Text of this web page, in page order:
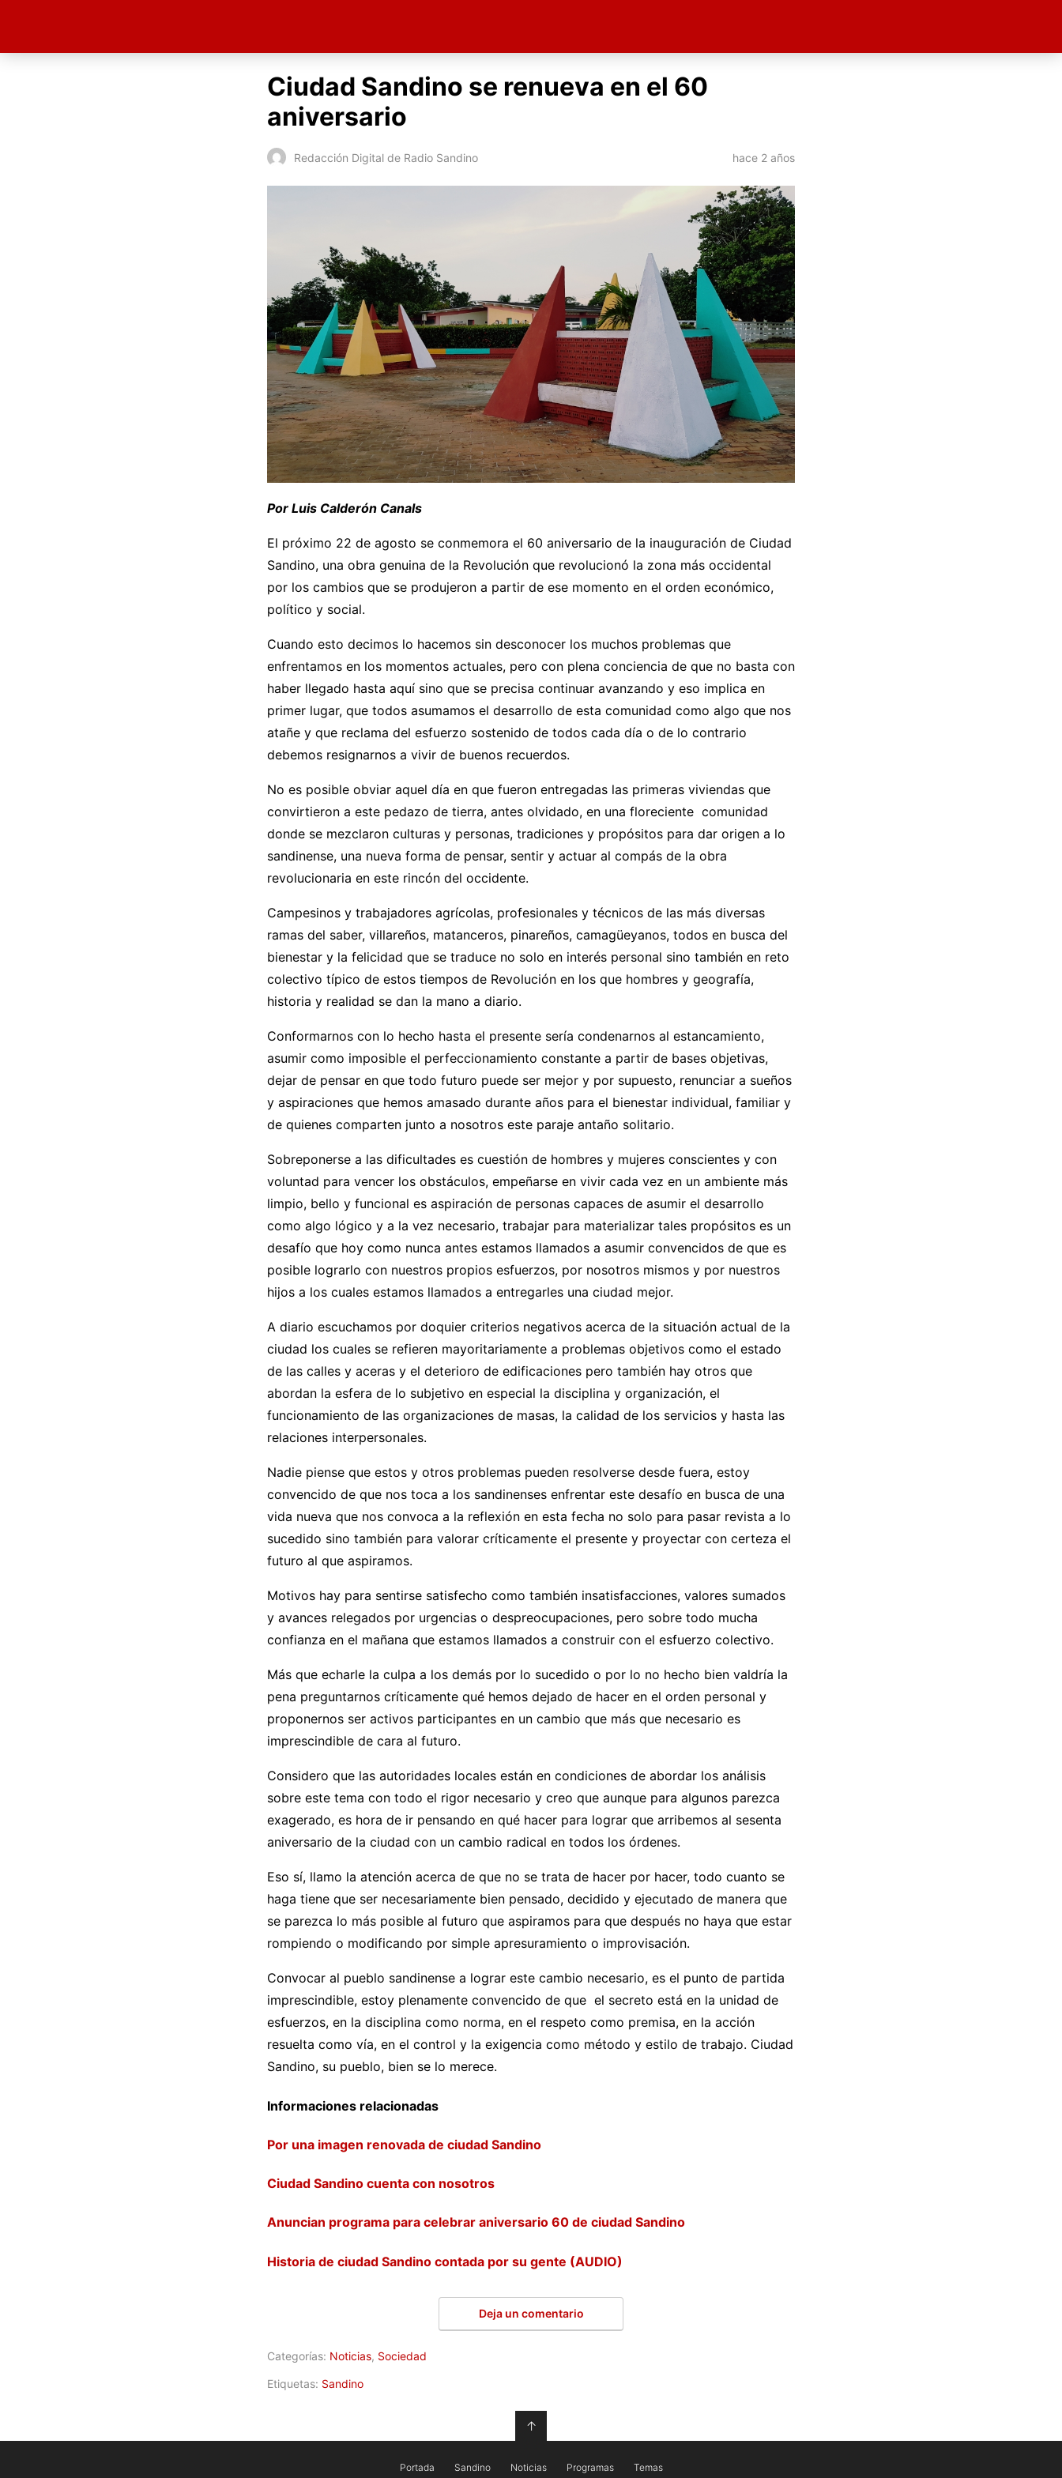
Ciudad Sandino se renueva en el 60
aniversario
Redacción Digital de Radio Sandino hace 2 años
Por Luis Calderón Canals
El próximo 22 de agosto se conmemora el 60 aniversario de la inauguración de Ciudad
Sandino, una obra genuina de la Revolución que revolucionó la zona más occidental
por los cambios que se produjeron a partir de ese momento en el orden económico,
político y social.
Cuando esto decimos lo hacemos sin desconocer los muchos problemas que
enfrentamos en los momentos actuales, pero con plena conciencia de que no basta con
haber llegado hasta aquí sino que se precisa continuar avanzando y eso implica en
primer lugar, que todos asumamos el desarrollo de esta comunidad como algo que nos
atañe y que reclama del esfuerzo sostenido de todos cada día o de lo contrario
debemos resignarnos a vivir de buenos recuerdos.
No es posible obviar aquel día en que fueron entregadas las primeras viviendas que
convirtieron a este pedazo de tierra, antes olvidado, en una floreciente comunidad
donde se mezclaron culturas y personas, tradiciones y propósitos para dar origen a lo
sandinense, una nueva forma de pensar, sentir y actuar al compás de la obra
revolucionaria en este rincón del occidente.
Campesinos y trabajadores agrícolas, profesionales y técnicos de las más diversas
ramas del saber, villareños, matanceros, pinareños, camagüeyanos, todos en busca del
bienestar y la felicidad que se traduce no solo en interés personal sino también en reto
colectivo típico de estos tiempos de Revolución en los que hombres y geografía,
historia y realidad se dan la mano a diario.
Conformarnos con lo hecho hasta el presente sería condenarnos al estancamiento,
asumir como imposible el perfeccionamiento constante a partir de bases objetivas,
dejar de pensar en que todo futuro puede ser mejor y por supuesto, renunciar a sueños
y aspiraciones que hemos amasado durante años para el bienestar individual, familiar y
de quienes comparten junto a nosotros este paraje antaño solitario.
Sobreponerse a las dificultades es cuestión de hombres y mujeres conscientes y con
voluntad para vencer los obstáculos, empeñarse en vivir cada vez en un ambiente más
limpio, bello y funcional es aspiración de personas capaces de asumir el desarrollo
como algo lógico y a la vez necesario, trabajar para materializar tales propósitos es un
desafío que hoy como nunca antes estamos llamados a asumir convencidos de que es
posible lograrlo con nuestros propios esfuerzos, por nosotros mismos y por nuestros
hijos a los cuales estamos llamados a entregarles una ciudad mejor.
A diario escuchamos por doquier criterios negativos acerca de la situación actual de la
ciudad los cuales se refieren mayoritariamente a problemas objetivos como el estado
de las calles y aceras y el deterioro de edificaciones pero también hay otros que
abordan la esfera de lo subjetivo en especial la disciplina y organización, el
funcionamiento de las organizaciones de masas, la calidad de los servicios y hasta las
relaciones interpersonales.
Nadie piense que estos y otros problemas pueden resolverse desde fuera, estoy
convencido de que nos toca a los sandinenses enfrentar este desafío en busca de una
vida nueva que nos convoca a la reflexión en esta fecha no solo para pasar revista a lo
sucedido sino también para valorar críticamente el presente y proyectar con certeza el
futuro al que aspiramos.
Motivos hay para sentirse satisfecho como también insatisfacciones, valores sumados
y avances relegados por urgencias o despreocupaciones, pero sobre todo mucha
confianza en el mañana que estamos llamados a construir con el esfuerzo colectivo.
Más que echarle la culpa a los demás por lo sucedido o por lo no hecho bien valdría la
pena preguntarnos críticamente qué hemos dejado de hacer en el orden personal y
proponernos ser activos participantes en un cambio que más que necesario es
imprescindible de cara al futuro.
Considero que las autoridades locales están en condiciones de abordar los análisis
sobre este tema con todo el rigor necesario y creo que aunque para algunos parezca
exagerado, es hora de ir pensando en qué hacer para lograr que arribemos al sesenta
aniversario de la ciudad con un cambio radical en todos los órdenes.
Eso sí, llamo la atención acerca de que no se trata de hacer por hacer, todo cuanto se
haga tiene que ser necesariamente bien pensado, decidido y ejecutado de manera que
se parezca lo más posible al futuro que aspiramos para que después no haya que estar
rompiendo o modificando por simple apresuramiento o improvisación.
Convocar al pueblo sandinense a lograr este cambio necesario, es el punto de partida
imprescindible, estoy plenamente convencido de que el secreto está en la unidad de
esfuerzos, en la disciplina como norma, en el respeto como premisa, en la acción
resuelta como vía, en el control y la exigencia como método y estilo de trabajo. Ciudad
Sandino, su pueblo, bien se lo merece.
Informaciones relacionadas
Por una imagen renovada de ciudad Sandino
Ciudad Sandino cuenta con nosotros
Anuncian programa para celebrar aniversario 60 de ciudad Sandino
Historia de ciudad Sandino contada por su gente (AUDIO)
Deja un comentario
Categorías: Noticias, Sociedad
Etiquetas: Sandino
↑
Portada Sandino Noticias Programas Temas